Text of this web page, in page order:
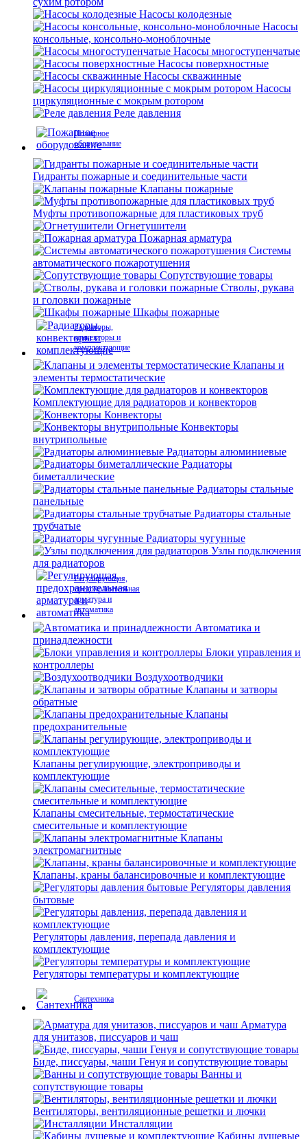
Насосы колодезные
Насосы
консольные, консольно-моноблочные
Насосы многоступенчатые
Насосы поверхностные
Насосы скважинные
Насосы
циркуляционные с мокрым ротором
Реле давления
Пожарное
оборудование
Гидранты пожарные и соединительные части
Клапаны пожарные
Муфты противопожарные для пластиковых труб
Огнетушители
Пожарная арматура
Системы
автоматического пожаротушения
Сопутствующие товары
Стволы, рукава
и головки пожарные
Шкафы пожарные
Радиаторы,
конвекторы и
комплектующие
Клапаны и
элементы термостатические
Комплектующие для радиаторов и конвекторов
Конвекторы
Конвекторы
внутрипольные
Радиаторы алюминиевые
Радиаторы
биметаллические
Радиаторы стальные
панельные
Радиаторы стальные
трубчатые
Радиаторы чугунные
Узлы подключения
для радиаторов
Регулирующая,
предохранительная
арматура и
автоматика
Автоматика и
принадлежности
Блоки управления и
контроллеры
Воздухоотводчики
Клапаны и затворы
обратные
Клапаны
предохранительные
Клапаны регулирующие, электроприводы и
комплектующие
Клапаны смесительные, термостатические
смесительные и комплектующие
Клапаны
электромагнитные
Клапаны, краны балансировочные и комплектующие
Регуляторы давления
бытовые
Регуляторы давления, перепада давления и
комплектующие
Регуляторы температуры и комплектующие
Сантехника
Арматура
для унитазов, писсуаров и чаш
Биде, писсуары, чаши Генуя и сопутствующие товары
Ванны и
сопутствующие товары
Вентиляторы, вентиляционные решетки и лючки
Инсталляции
Кабины душевые